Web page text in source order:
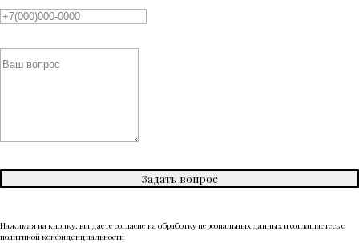
Задать вопрос
Нажимая на кнопку, вы даете согласие на обработку персональных данных и соглашаетесь c
политикой конфиденциальности